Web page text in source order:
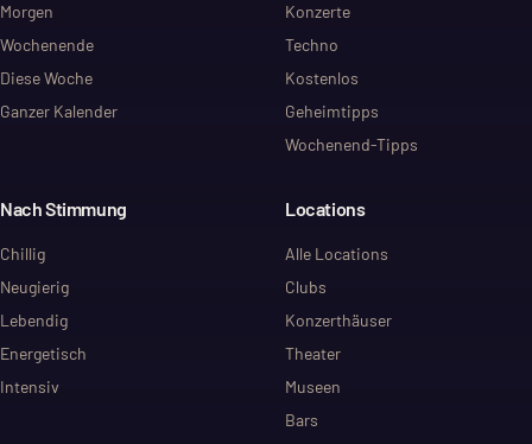
Morgen
Wochenende
Diese Woche
Ganzer Kalender
Konzerte
Techno
Kostenlos
Geheimtipps
Wochenend-Tipps
Nach Stimmung
Chillig
Neugierig
Lebendig
Energetisch
Intensiv
Locations
Alle Locations
Clubs
Konzerthäuser
Theater
Museen
Bars